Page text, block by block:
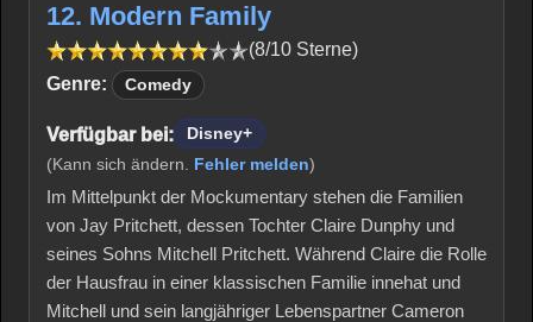
12. Modern Family
(8/10 Sterne)
Genre:
Comedy
Verfügbar bei:
Disney+
(Kann sich ändern. Fehler melden)
Im Mittelpunkt der Mockumentary stehen die Familien
von Jay Pritchett, dessen Tochter Claire Dunphy und
seines Sohns Mitchell Pritchett. Während Claire die Rolle
der Hausfrau in einer klassischen Familie innehat und
Mitchell und sein langjähriger Lebenspartner Cameron